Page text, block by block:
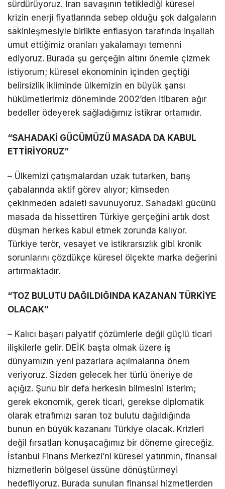
sürdürüyoruz. İran savaşının tetiklediği küresel
krizin enerji fiyatlarında sebep olduğu şok dalgaların
sakinleşmesiyle birlikte enflasyon tarafında inşallah
umut ettiğimiz oranları yakalamayı temenni
ediyoruz. Burada şu gerçeğin altını önemle çizmek
istiyorum; küresel ekonominin içinden geçtiği
belirsizlik ikliminde ülkemizin en büyük şansı
hükümetlerimiz döneminde 2002’den itibaren ağır
bedeller ödeyerek sağladığımız istikrar ortamıdır.
“SAHADAKİ GÜCÜMÜZÜ MASADA DA KABUL
ETTİRİYORUZ”
– Ülkemizi çatışmalardan uzak tutarken, barış
çabalarında aktif görev alıyor; kimseden
çekinmeden adaleti savunuyoruz. Sahadaki gücünü
masada da hissettiren Türkiye gerçeğini artık dost
düşman herkes kabul etmek zorunda kalıyor.
Türkiye terör, vesayet ve istikrarsızlık gibi kronik
sorunlarını çözdükçe küresel ölçekte marka değerini
artırmaktadır.
“TOZ BULUTU DAĞILDIĞINDA KAZANAN TÜRKİYE
OLACAK”
– Kalıcı başarı palyatif çözümlerle değil güçlü ticari
ilişkilerle gelir. DEİK başta olmak üzere iş
dünyamızın yeni pazarlara açılmalarına önem
veriyoruz. Sizden gelecek her türlü öneriye de
açığız. Şunu bir defa herkesin bilmesini isterim;
gerek ekonomik, gerek ticari, gerekse diplomatik
olarak etrafımızı saran toz bulutu dağıldığında
bunun en büyük kazananı Türkiye olacak. Krizleri
değil fırsatları konuşacağımız bir döneme gireceğiz.
İstanbul Finans Merkezi’ni küresel yatırımın, finansal
hizmetlerin bölgesel üssüne dönüştürmeyi
hedefliyoruz. Burada sunulan finansal hizmetlerden